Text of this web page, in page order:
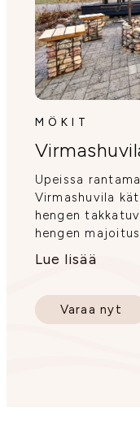
MÖKIT
Upeissa
Virmashuvila
hengen
hengen
Lue lisää
Varaa nyt